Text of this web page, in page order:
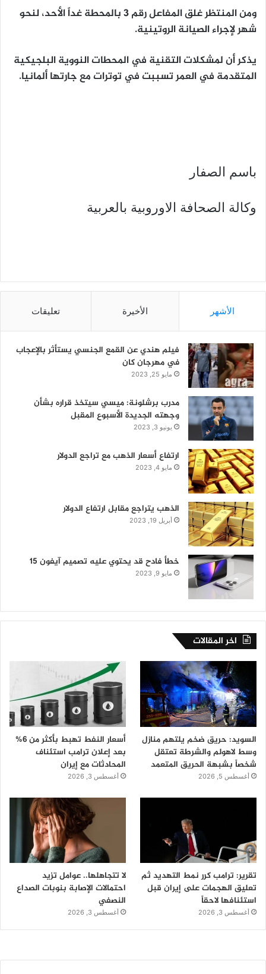
ومن المنتظر غلق المفاعل رقم 3 بالمحطة غداً الأحد، لنحو
شهر لإجراء الصيانة الروتينية.
يذكر أن لمشكلات التقنية في المحطات النووية البلجيكية
المتقدمة في العمر تسببت في توترات مع جارتها ألمانيا.
باسم الصفار
وكالة الصحافة الاوروبية بالعربية
الأشهر الأخيرة تعليقات
فيلم هندي عن القمع الجنسي يستأثر بالإعجاب
في مهرجان كان
مايو 25, 2023
مدرب برشلونة: ميسي سيتخذ قراره بشأن
وجهته الجديدة الأسبوع المقبل
يونيو 3, 2023
ارتفاع أسعار الذهب مع تراجع الدولار
مايو 4, 2023
الذهب يتراجع مقابل ارتفاع الدولار
أبريل 19, 2023
خطأ فادح قد يحتوي عليه تصميم آيفون 15
مايو 9, 2023
اخر المقالات
السويد: حريق ضخم يلتهم منازل
وسط لاهولم والشرطة تعتقل
شخصاً بشبهة الحريق المتعمد
أغسطس 5, 2026
أسعار النفط تهبط بأكثر من 6%
بعد إعلان ترامب استئناف
المحادثات مع إيران
أغسطس 3, 2026
تقرير: ترامب كرر نمط التهديد ثم
تعليق الهجمات على إيران قبل
استئنافها لاحقاً
أغسطس 3, 2026
لا تتجاهلها.. عوامل تزيد
احتمالات الإصابة بنوبات الصداع
النصفي
أغسطس 3, 2026